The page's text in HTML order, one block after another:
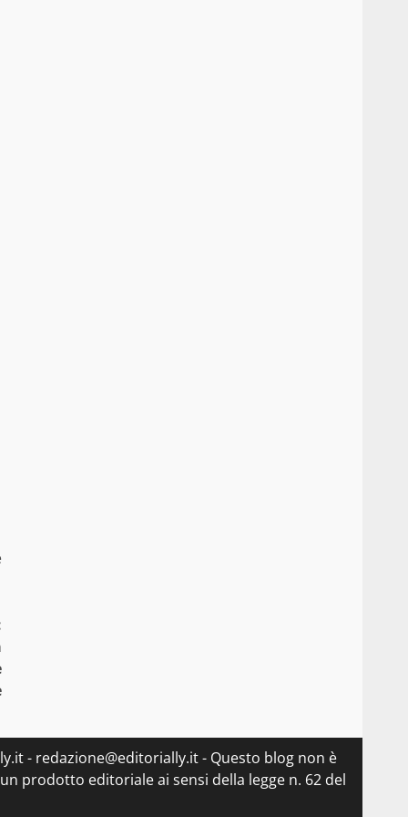
- redazione@editorially.it - Questo blog non è
prodotto editoriale ai sensi della legge n. 62 del